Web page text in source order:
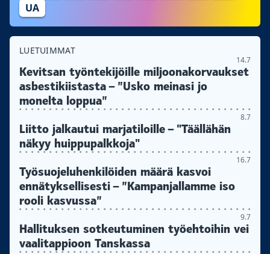
UA
LUETUIMMAT
14.7
Kevitsan työntekijöille miljoonakorvaukset
asbestikiistasta – ”Usko meinasi jo
monelta loppua”
8.7
Liitto jalkautui marjatiloille – "Täällähän
näkyy huippupalkkoja"
16.7
Työsuojeluhenkilöiden määrä kasvoi
ennätyksellisesti – ”Kampanjallamme iso
rooli kasvussa”
9.7
Hallituksen sotkeutuminen työehtoihin vei
vaalitappioon Tanskassa